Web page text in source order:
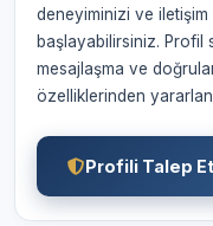
deneyiminizi ve
başlayabilirsiniz. Profil
mesajlaşma ve
özelliklerinden
Profili Talep Et